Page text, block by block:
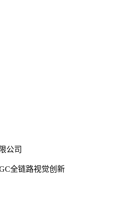
公司
全链路视觉创新